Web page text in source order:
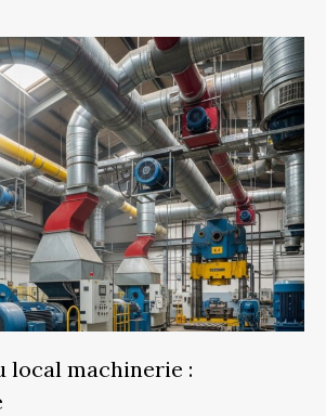
local machinerie :